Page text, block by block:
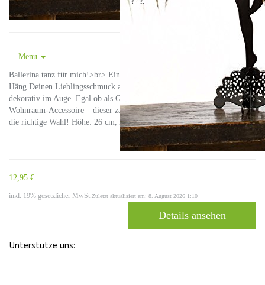
Menu
Ballerina tanz für mich!>br> Eine kleine süße Ballerina in Schwarz:
Häng Deinen Lieblingsschmuck an ihr auf und behalte ihn so immer
dekorativ im Auge. Egal ob als Geschenk, für Dich selbst oder als
Wohnraum-Accessoire – dieser zauberhafte Schmuckhalter ist garantiert
die richtige Wahl! Höhe: 26 cm, Breite: 13 cm Tiefe (Fuß): 8 cm
12,95 €
inkl. 19% gesetzlicher MwSt.Zuletzt aktualisiert am: 8. August 2026 1:10
Details ansehen
Unterstütze uns: